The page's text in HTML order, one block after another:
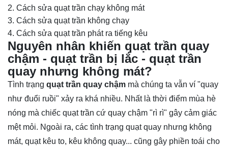
2. Cách sửa quạt trần chạy không mát
3. Cách sửa quạt trần không chạy
4. Cách sửa quạt trần phát ra tiếng kêu
Nguyên nhân khiến quạt trần quay
chậm - quạt trần bị lắc - quạt trần
quay nhưng không mát?
Tình trạng quạt trần quay chậm mà chúng ta vẫn ví "quay
như đuổi ruồi" xảy ra khá nhiều. Nhất là thời điểm mùa hè
nóng mà chiếc quạt trần cứ quay chậm "rì rì" gây cảm giác
mệt mỏi. Ngoài ra, các tình trạng quạt quay nhưng không
mát, quạt kêu to, kêu không quay... cũng gây phiền toái cho